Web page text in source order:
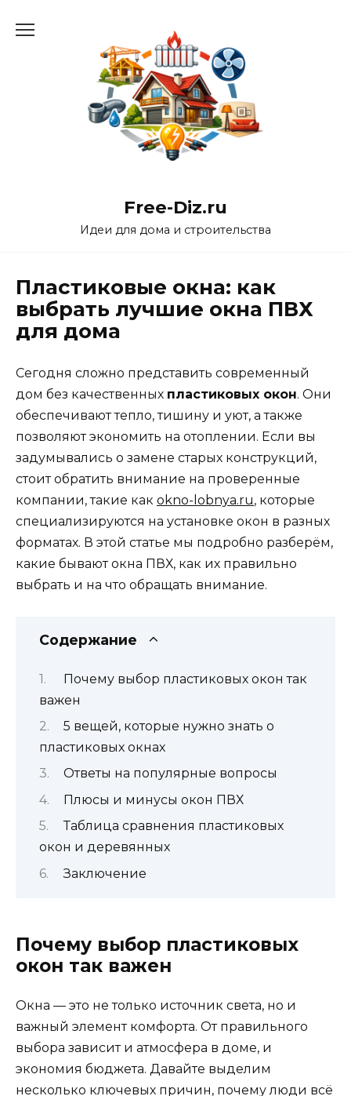
Free-Diz.ru
Идеи для дома и строительства
Пластиковые окна: как
выбрать лучшие окна ПВХ
для дома
Сегодня сложно представить современный
дом без качественных пластиковых окон. Они
обеспечивают тепло, тишину и уют, а также
позволяют экономить на отоплении. Если вы
задумывались о замене старых конструкций,
стоит обратить внимание на проверенные
компании, такие как okno-lobnya.ru, которые
специализируются на установке окон в разных
форматах. В этой статье мы подробно разберём,
какие бывают окна ПВХ, как их правильно
выбрать и на что обращать внимание.
Содержание
Почему выбор пластиковых окон так
важен
5 вещей, которые нужно знать о
пластиковых окнах
Ответы на популярные вопросы
Плюсы и минусы окон ПВХ
Таблица сравнения пластиковых
окон и деревянных
Заключение
Почему выбор пластиковых
окон так важен
Окна — это не только источник света, но и
важный элемент комфорта. От правильного
выбора зависит и атмосфера в доме, и
экономия бюджета. Давайте выделим
несколько ключевых причин, почему люди всё